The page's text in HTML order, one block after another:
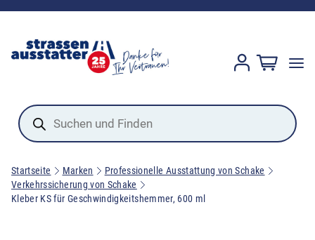
Products
search
Startseite Marken
Professionelle Ausstattung von Schake
Verkehrssicherung von Schake
Kleber KS für Geschwindigkeitshemmer, 600 ml